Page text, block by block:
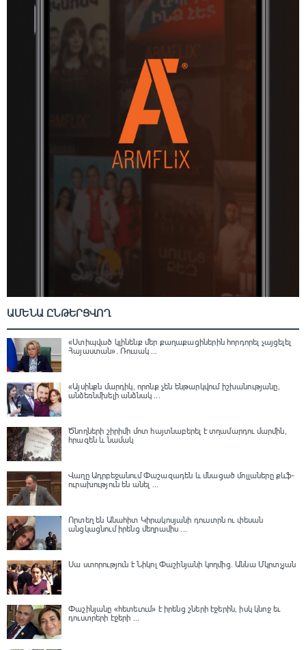
ԱՄԵՆԱ ԸՆԹԵՐՑՎՈՂ
«Ստիպված կլինենք մեր քաղաքացիներին հորդորել չայցելել
Հայաստան»․ Ռուսակ ...
«Այսինքն մարդիկ, որոնք չեն ենթարկվում իշխանությանը,
անձեռնմխելի անձնակ ...
Ծնողների շիրիմի մոտ հայտնաբերել է տղամարդու մարմին,
հրազեն և նամակ
Վաղը Ադրբեջանում Փաշազադեն և մնացած մոլլաները քևֆ-
ուրախություն են անել ...
Որտեղ են Անահիտ Կիրակոսյանի դուստրն ու փեսան
անցկացնում իրենց մեղրամիս ...
Սա ստորություն է Նիկոլ Փաշինյանի կողմից․ Աննա Մկրտչյան
Փաշինյանը «հետեւում» է իրենց շների էջերին, իսկ կնոջ եւ
դուստրերի էջերի ...